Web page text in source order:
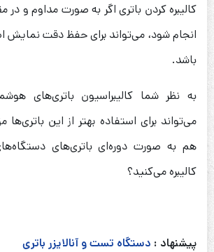
کالیبره کردن باتری اگر به صورت مداوم و
انجام شود، می‌تواند برای حفظ دقت نمایش
باشد.
به نظر شما کالیبراسیون باتری‌های
می‌تواند برای استفاده بهتر از این باتری‌ها
هم به صورت دوره‌ای باتری‌های
کالیبره می‌کنید؟
پیشنهاد : دستگاه تست و آنالایزر باتری